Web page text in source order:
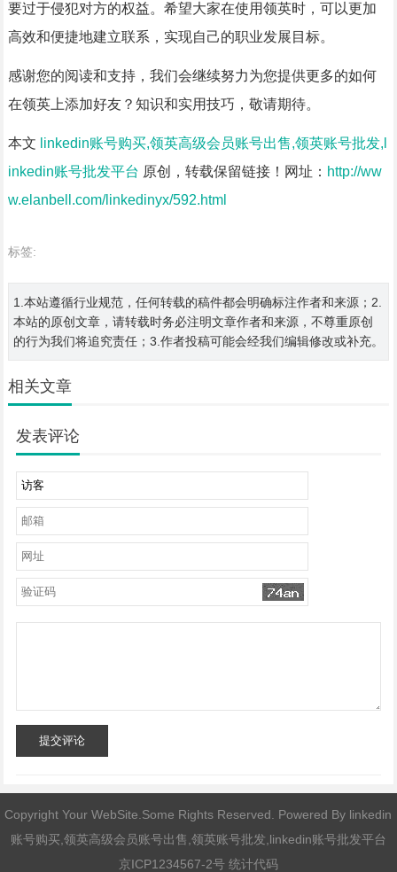
要过于侵犯对方的权益。希望大家在使用领英时，可以更加
高效和便捷地建立联系，实现自己的职业发展目标。
感谢您的阅读和支持，我们会继续努力为您提供更多的如何
在领英上添加好友？知识和实用技巧，敬请期待。
本文 linkedin账号购买,领英高级会员账号出售,领英账号批发,l
inkedin账号批发平台 原创，转载保留链接！网址： http://ww
w.elanbell.com/linkedinyx/592.html
标签:
1.本站遵循行业规范，任何转载的稿件都会明确标注作者和来源；2.
本站的原创文章，请转载时务必注明文章作者和来源，不尊重原创
的行为我们将追究责任；3.作者投稿可能会经我们编辑修改或补充。
相关文章
发表评论
提交评论
Copyright Your WebSite.Some Rights Reserved. Powered By linkedin
账号购买,领英高级会员账号出售,领英账号批发,linkedin账号批发平台
京ICP1234567-2号 统计代码